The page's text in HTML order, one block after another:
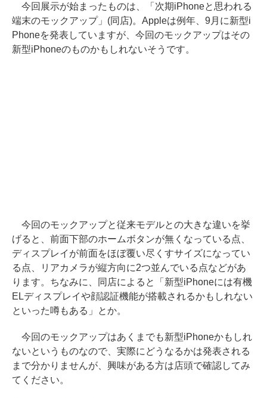
今回展示が始まったものは、「次期iPhoneと思われる
端末のモックアップ」(同店)。Appleは例年、9月に新型i
Phoneを発表していますが、今回のモックアップはその
新型iPhoneのものかもしれないそうです。
今回のモックアップと従来モデルとの大きな違いを挙
げると、前面下部のホームボタンが無くなっている点、
ディスプレイが前面をほぼ覆い尽くすサイズになってい
る点、リアカメラが縦方向に2つ並んでいる点などがあ
ります。ちなみに、同店によると「新型iPhoneには有機
ELディスプレイや顔認証機能が搭載されるかもしれない
といった噂もある」とか。
今回のモックアップはあくまでも新型iPhoneかもしれ
ないというものなので、実際にどうなるかは発表される
まで分かりませんが、興味がある方は店頭で確認してみ
てください。